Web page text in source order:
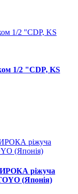
1/2 "CDP, KS
ріжуча
(Японія)